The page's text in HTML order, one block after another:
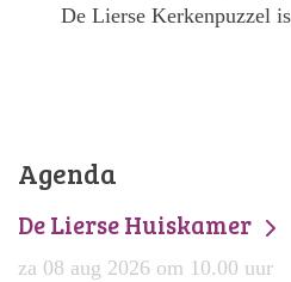
De Lierse Kerkenpuzzel
Agenda
De Lierse Huiskamer
za 08 aug 2026 om 10.00 uur